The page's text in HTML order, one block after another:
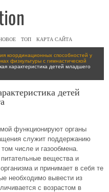
ТОП КАРТА САЙТА
координационных способностей у
физкультуры с гимнастической
характеристика детей младшего
детей
функционируют органы
служит поддержанию
числе и газообмена.
вещества и
и принимает в себя те
необходимо вывести из
с возрастом в